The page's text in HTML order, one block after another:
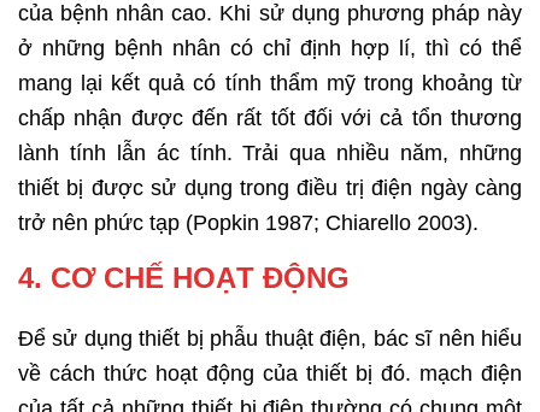
của bệnh nhân cao. Khi sử dụng phương pháp này
ở những bệnh nhân có chỉ định hợp lí, thì có thể
mang lại kết quả có tính thẩm mỹ trong khoảng từ
chấp nhận được đến rất tốt đối với cả tổn thương
lành tính lẫn ác tính. Trải qua nhiều năm, những
thiết bị được sử dụng trong điều trị điện ngày càng
trở nên phức tạp (Popkin 1987; Chiarello 2003).
4. CƠ CHẾ HOẠT ĐỘNG
Để sử dụng thiết bị phẫu thuật điện, bác sĩ nên hiểu
về cách thức hoạt động của thiết bị đó. mạch điện